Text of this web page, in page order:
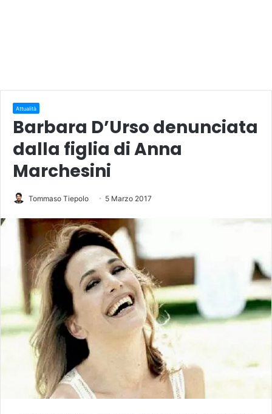
Attualità
Barbara D’Urso denunciata
dalla figlia di Anna
Marchesini
Tommaso Tiepolo 5 Marzo 2017